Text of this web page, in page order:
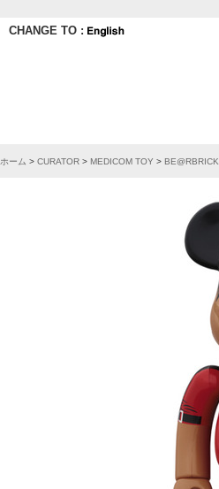
CHANGE TO :
ホーム > CURATOR > MEDICOM TOY > BE@RBRICK